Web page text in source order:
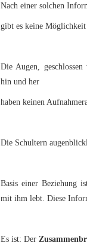
Nach einer solchen
gibt es keine Möglichkeit
Die Augen,
hin und her
haben keinen
Die Schultern
Basis einer Beziehung
mit ihm lebt. Diese
Es ist: Der